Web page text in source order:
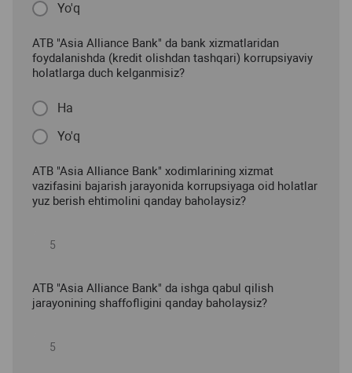
Yo'q
ATB "Asia Alliance Bank" da bank xizmatlaridan
foydalanishda (kredit olishdan tashqari) korrupsiyaviy
holatlarga duch kelganmisiz?
Ha
Yo'q
ATB "Asia Alliance Bank" xodimlarining xizmat
vazifasini bajarish jarayonida korrupsiyaga oid holatlar
yuz berish ehtimolini qanday baholaysiz?
ATB "Asia Alliance Bank" da ishga qabul qilish
jarayonining shaffofligini qanday baholaysiz?